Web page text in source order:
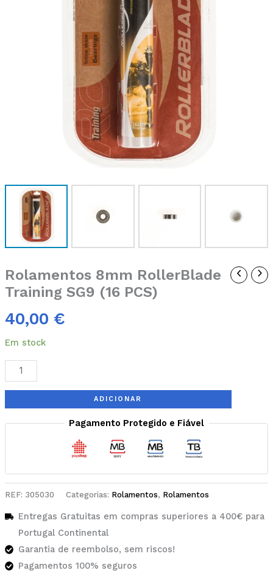
Rolamentos 8mm RollerBlade
Training SG9 (16 PCS)
40,00 €
Em stock
ADICIONAR
Pagamento Protegido e Fiável
REF: 305030 Categorias: Rolamentos, Rolamentos
Entregas Gratuitas em compras superiores a 400€ para
Portugal Continental
Garantia de reembolso, sem riscos!
Pagamentos 100% seguros